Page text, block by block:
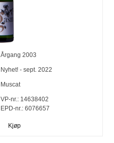
Årgang 2003
Nyhet! - sept. 2022
Muscat
VP-nr.: 14638402
EPD-nr.: 6076657
Kjøp